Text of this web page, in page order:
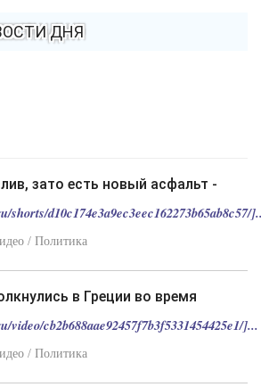
ДНЯ
зато есть новый асфальт -
d10c174e3a9ec3eec162273b65ab8c57/
/ Политика
в Греции во время
cb2b688aae92457f7b3f5331454425e1/]...
/ Политика